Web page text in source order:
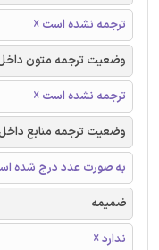
ترجمه نشده است ☓
وضعیت ترجمه متون
ترجمه نشده است ☓
وضعیت ترجمه منابع
به صورت عدد درج شده
ضمیمه
ندارد ☓